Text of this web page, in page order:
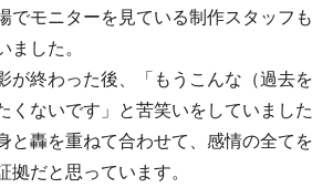
でモニターを見ている制作スタッフも
した。
が終わった後、「もうこんな（過去を
くないです」と苦笑いをしていました
と轟を重ねて合わせて、感情の全てを
だと思っています。